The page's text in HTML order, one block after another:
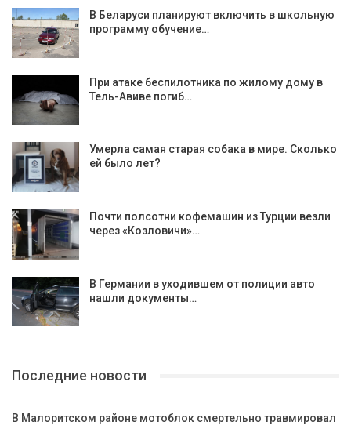
В Беларуси планируют включить в школьную
программу обучение…
При атаке беспилотника по жилому дому в
Тель-Авиве погиб…
Умерла самая старая собака в мире. Сколько
ей было лет?
Почти полсотни кофемашин из Турции везли
через «Козловичи»…
В Германии в уходившем от полиции авто
нашли документы…
Последние новости
В Малоритском районе мотоблок смертельно травмировал